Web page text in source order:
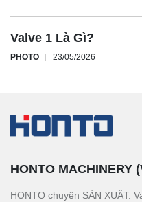
Valve 1 Là Gì?
PHOTO 23/05/2026
HONTO MACHINERY
HONTO chuyên SẢN XUẤT: